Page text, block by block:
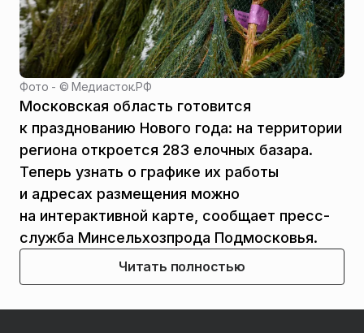
Фото - ©Медиасток.РФ
Московская область готовится
к празднованию Нового года: на территории
региона откроется 283 елочных базара.
Теперь узнать о графике их работы
и адресах размещения можно
на интерактивной карте, сообщает пресс-
служба Минсельхозпрода Подмосковья.
Читать полностью